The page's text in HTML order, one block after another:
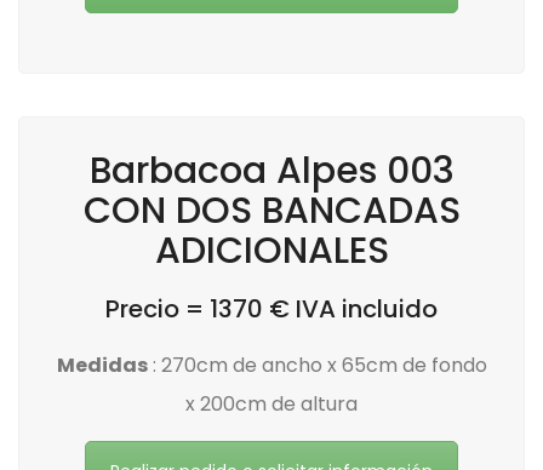
Barbacoa Alpes 003
CON DOS BANCADAS
ADICIONALES
Precio = 1370 € IVA incluido
Medidas: 270cm de ancho x 65cm de fondo
x 200cm de altura